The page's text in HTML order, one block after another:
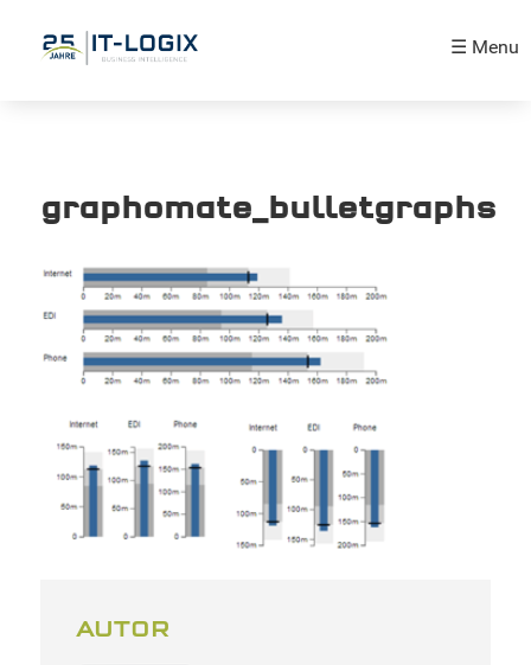
☰ Menu
graphomate_bulletgraphs
AUTOR